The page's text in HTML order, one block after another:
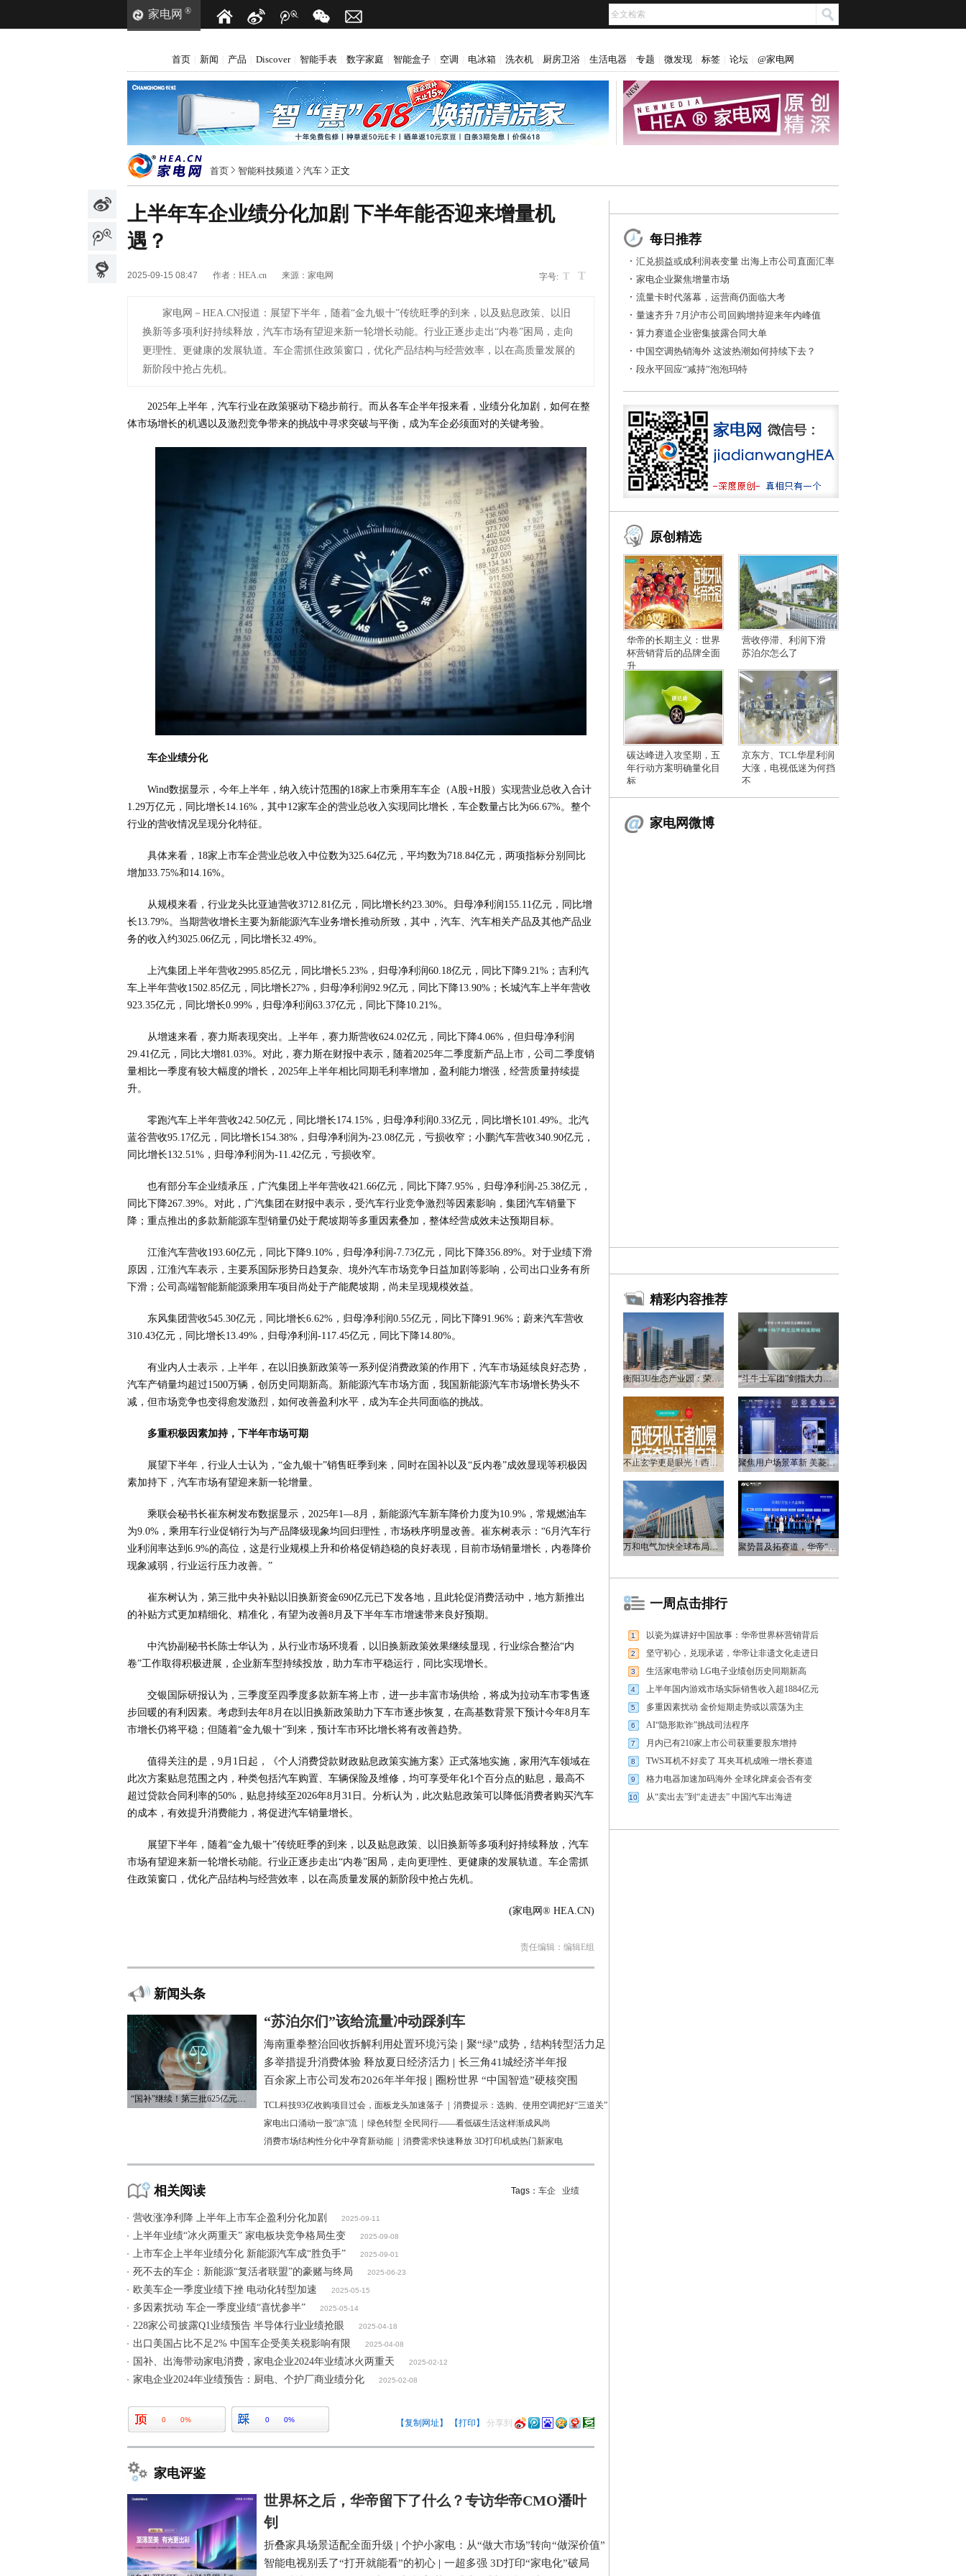
家电网 ®
首页 新闻 产品 Discover 智能手表 数字家庭 智能盒子 空调 电冰箱 洗衣机 厨房卫浴 生活电器 专题 微发现 标签 论坛 @家电网
首页 智能科技频道 汽车 正文
上半年车企业绩分化加剧 下半年能否迎来增量机
遇？
字号: T T
2025-09-15 08:47 作者： HEA.cn 来源： 家电网
家电网－HEA.CN报道： 展望下半年，随着“金九银十”传统旺季的到来，以及贴息政策、以旧
换新等多项利好持续释放，汽车市场有望迎来新一轮增长动能。行业正逐步走出“内卷”困局，走向
更理性、更健康的发展轨道。车企需抓住政策窗口，优化产品结构与经营效率，以在高质量发展的
新阶段中抢占先机。
2025年上半年，汽车行业在政策驱动下稳步前行。而从各车企半年报来看，业绩分化加剧，如何在整
体市场增长的机遇以及激烈竞争带来的挑战中寻求突破与平衡，成为车企必须面对的关键考验。
车企业绩分化
Wind数据显示，今年上半年，纳入统计范围的18家上市乘用车车企（A股+H股）实现营业总收入合计
1.29万亿元，同比增长14.16%，其中12家车企的营业总收入实现同比增长，车企数量占比为66.67%。整个
行业的营收情况呈现分化特征。
具体来看，18家上市车企营业总收入中位数为325.64亿元，平均数为718.84亿元，两项指标分别同比
增加33.75%和14.16%。
从规模来看，行业龙头比亚迪营收3712.81亿元，同比增长约23.30%。归母净利润155.11亿元，同比增
长13.79%。当期营收增长主要为新能源汽车业务增长推动所致，其中，汽车、汽车相关产品及其他产品业
务的收入约3025.06亿元，同比增长32.49%。
上汽集团上半年营收2995.85亿元，同比增长5.23%，归母净利润60.18亿元，同比下降9.21%；吉利汽
车上半年营收1502.85亿元，同比增长27%，归母净利润92.9亿元，同比下降13.90%；长城汽车上半年营收
923.35亿元，同比增长0.99%，归母净利润63.37亿元，同比下降10.21%。
从增速来看，赛力斯表现突出。上半年，赛力斯营收624.02亿元，同比下降4.06%，但归母净利润
29.41亿元，同比大增81.03%。对此，赛力斯在财报中表示，随着2025年二季度新产品上市，公司二季度销
量相比一季度有较大幅度的增长，2025年上半年相比同期毛利率增加，盈利能力增强，经营质量持续提
升。
零跑汽车上半年营收242.50亿元，同比增长174.15%，归母净利润0.33亿元，同比增长101.49%。北汽
蓝谷营收95.17亿元，同比增长154.38%，归母净利润为-23.08亿元，亏损收窄；小鹏汽车营收340.90亿元，
同比增长132.51%，归母净利润为-11.42亿元，亏损收窄。
也有部分车企业绩承压，广汽集团上半年营收421.66亿元，同比下降7.95%，归母净利润-25.38亿元，
同比下降267.39%。对此，广汽集团在财报中表示，受汽车行业竞争激烈等因素影响，集团汽车销量下
降；重点推出的多款新能源车型销量仍处于爬坡期等多重因素叠加，整体经营成效未达预期目标。
江淮汽车营收193.60亿元，同比下降9.10%，归母净利润-7.73亿元，同比下降356.89%。对于业绩下滑
原因，江淮汽车表示，主要系国际形势日趋复杂、境外汽车市场竞争日益加剧等影响，公司出口业务有所
下滑；公司高端智能新能源乘用车项目尚处于产能爬坡期，尚未呈现规模效益。
东风集团营收545.30亿元，同比增长6.62%，归母净利润0.55亿元，同比下降91.96%；蔚来汽车营收
310.43亿元，同比增长13.49%，归母净利润-117.45亿元，同比下降14.80%。
有业内人士表示，上半年，在以旧换新政策等一系列促消费政策的作用下，汽车市场延续良好态势，
汽车产销量均超过1500万辆，创历史同期新高。新能源汽车市场方面，我国新能源汽车市场增长势头不
减，但市场竞争也变得愈发激烈，如何改善盈利水平，成为车企共同面临的挑战。
多重积极因素加持，下半年市场可期
展望下半年，行业人士认为，“金九银十”销售旺季到来，同时在国补以及“反内卷”成效显现等积极因
素加持下，汽车市场有望迎来新一轮增量。
乘联会秘书长崔东树发布数据显示，2025年1—8月，新能源汽车新车降价力度为10.9%，常规燃油车
为9.0%，乘用车行业促销行为与产品降级现象均回归理性，市场秩序明显改善。崔东树表示：“6月汽车行
业利润率达到6.9%的高位，这是行业规模上升和价格促销趋稳的良好表现，目前市场销量增长，内卷降价
现象减弱，行业运行压力改善。”
崔东树认为，第三批中央补贴以旧换新资金690亿元已下发各地，且此轮促消费活动中，地方新推出
的补贴方式更加精细化、精准化，有望为改善8月及下半年车市增速带来良好预期。
中汽协副秘书长陈士华认为，从行业市场环境看，以旧换新政策效果继续显现，行业综合整治“内
卷”工作取得积极进展，企业新车型持续投放，助力车市平稳运行，同比实现增长。
交银国际研报认为，三季度至四季度多款新车将上市，进一步丰富市场供给，将成为拉动车市零售逐
步回暖的有利因素。考虑到去年8月在以旧换新政策助力下车市逐步恢复，在高基数背景下预计今年8月车
市增长仍将平稳；但随着“金九银十”到来，预计车市环比增长将有改善趋势。
值得关注的是，9月1日起，《个人消费贷款财政贴息政策实施方案》正式落地实施，家用汽车领域在
此次方案贴息范围之内，种类包括汽车购置、车辆保险及维修，均可享受年化1个百分点的贴息，最高不
超过贷款合同利率的50%，贴息持续至2026年8月31日。分析认为，此次贴息政策可以降低消费者购买汽车
的成本，有效提升消费能力，将促进汽车销量增长。
展望下半年，随着“金九银十”传统旺季的到来，以及贴息政策、以旧换新等多项利好持续释放，汽车
市场有望迎来新一轮增长动能。行业正逐步走出“内卷”困局，走向更理性、更健康的发展轨道。车企需抓
住政策窗口，优化产品结构与经营效率，以在高质量发展的新阶段中抢占先机。
(家电网® HEA.CN)
责任编辑：编辑E组
新闻头条
“国补”继续！第三批625亿元资金已下达
“苏泊尔们”该给流量冲动踩刹车
海南重拳整治回收拆解利用处置环境污染 | 聚“绿”成势，结构转型活力足
多举措提升消费体验 释放夏日经济活力 | 长三角41城经济半年报
百余家上市公司发布2026年半年报 | 圈粉世界 “中国智造”硬核突围
TCL科技93亿收购项目过会，面板龙头加速落子
消费提示：选购、使用空调把好“三道关”
家电出口涌动一股“凉”流
绿色转型 全民同行——看低碳生活这样渐成风尚
消费市场结构性分化中孕育新动能
消费需求快速释放 3D打印机成热门新家电
相关阅读 Tags： 车企 业绩
营收涨净利降 上半年上市车企盈利分化加剧 2025-09-11
上半年业绩“冰火两重天” 家电板块竞争格局生变 2025-09-08
上市车企上半年业绩分化 新能源汽车成“胜负手” 2025-09-01
死不去的车企：新能源“复活者联盟”的豪赌与终局 2025-06-23
欧美车企一季度业绩下挫 电动化转型加速 2025-05-15
多因素扰动 车企一季度业绩“喜忧参半” 2025-05-14
228家公司披露Q1业绩预告 半导体行业业绩抢眼 2025-04-18
出口美国占比不足2% 中国车企受美关税影响有限 2025-04-08
国补、出海带动家电消费，家电企业2024年业绩冰火两重天 2025-02-12
家电企业2024年业绩预告：厨电、个护厂商业绩分化 2025-02-08
0 0% 0 0% 【复制网址】 【打印】 分享到
家电评鉴
世界杯之后，华帝留下了什么？专访华帝CMO潘叶
钊
折叠家具场景适配全面升级 | 个护小家电：从“做大市场”转向“做深价值”
智能电视别丢了“打开就能看”的初心 | 一超多强 3D打印“家电化”破局
每日推荐
汇兑损益或成利润表变量 出海上市公司直面汇率
风控大考
家电企业聚焦增量市场
流量卡时代落幕，运营商仍面临大考
量速齐升 7月沪市公司回购增持迎来年内峰值
算力赛道企业密集披露合同大单
中国空调热销海外 这波热潮如何持续下去？
段永平回应“减持”泡泡玛特
原创精选
华帝的长期主义：世界
杯营销背后的品牌全面
升
营收停滞、利润下滑
苏泊尔怎么了
碳达峰进入攻坚期，五
年行动方案明确量化目
标
京东方、TCL华星利润
大涨，电视低迷为何挡
不
家电网微博
精彩内容推荐
衡阳3U生态产业园：荣电集团的政企合作新答卷 “斗牛士军团”剑指大力神杯，华帝以“一瓷一金”静候荣光
不止玄学更是眼光！西班牙队夺冠，华帝火速官宣启动兑奖福利 聚焦用户场景革新 美菱产品创新打造差异化居家体验
万和电气加快全球布局，海外营收占比升至四成 聚势普及拓赛道，华帝“亮剑”洗碗机峰会，破局存量换新
一周点击排行
1 以瓷为媒讲好中国故事：华帝世界杯营销背后
2 坚守初心，兑现承诺，华帝让非遗文化走进日
3 生活家电带动 LG电子业绩创历史同期新高
4 上半年国内游戏市场实际销售收入超1884亿元
5 多重因素扰动 金价短期走势或以震荡为主
6 AI“隐形欺诈”挑战司法程序
7 月内已有210家上市公司获重要股东增持
8 TWS耳机不好卖了 耳夹耳机成唯一增长赛道
9 格力电器加速加码海外 全球化牌桌会否有变
10 从“卖出去”到“走进去” 中国汽车出海进